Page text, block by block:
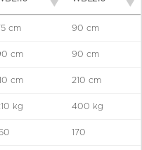
cm 90 cm
cm 90 cm
cm 210 cm
kg 400 kg
170